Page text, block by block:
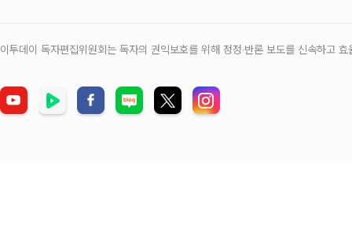
이투데이 독자편집위원회는 독자의 권익보호를 위해 정정‧반론 보도를 신속하고